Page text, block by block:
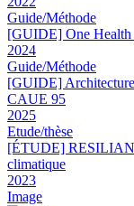
Guide/Méthode
[GUIDE] One Health
2024
Guide/Méthode
[GUIDE]
CAUE 95
2025
Etude/thèse
[ÉTUDE]
climatique
2023
Image